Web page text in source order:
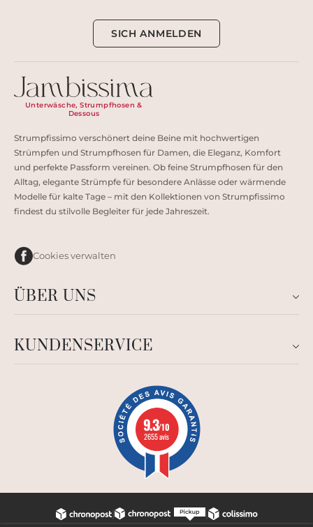
SICH ANMELDEN
Unterwäsche, Strumpfhosen &
Dessous
Strumpfissimo verschönert deine Beine mit hochwertigen
Strümpfen und Strumpfhosen für Damen, die Eleganz, Komfort
und perfekte Passform vereinen. Ob feine Strumpfhosen für den
Alltag, elegante Strümpfe für besondere Anlässe oder wärmende
Modelle für kalte Tage – mit den Kollektionen von Strumpfissimo
findest du stilvolle Begleiter für jede Jahreszeit.
Cookies verwalten
ÜBER UNS
KUNDENSERVICE
9.3/10
2655 avis